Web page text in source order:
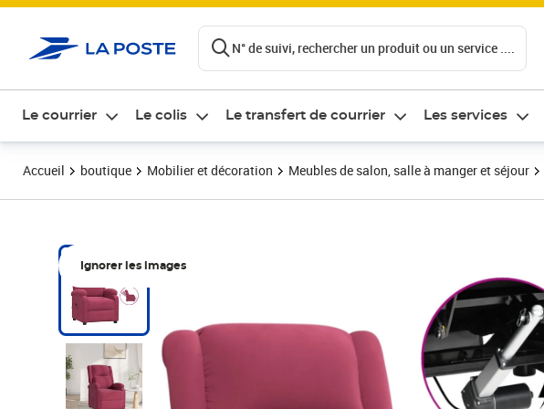
N° de suivi, rechercher un produit ou un service ....
Le courrier Le colis Le transfert de courrier Les services
Accueil boutique Mobilier et décoration Meubles de salon, salle à manger et séjour
Ignorer les images